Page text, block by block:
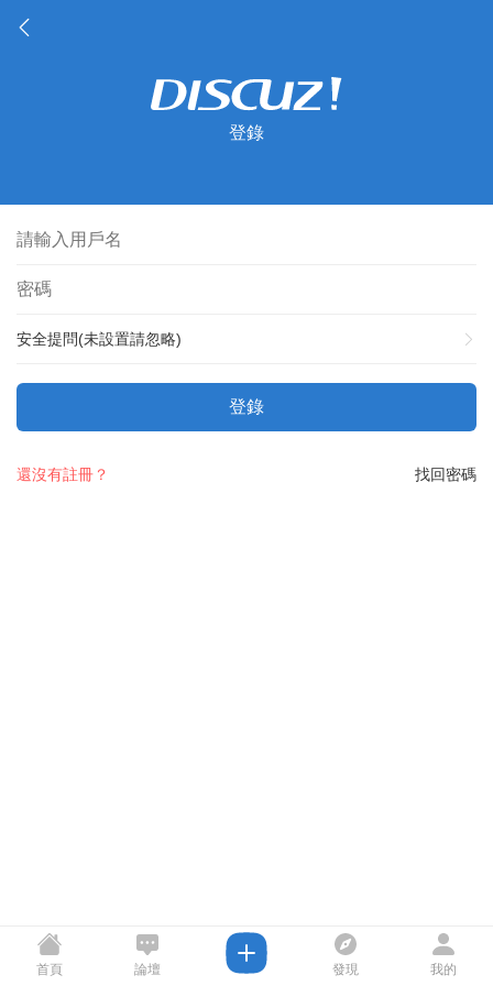
登錄
安全提問(未設置請忽略)
登錄
找回密碼
還沒有註冊？
首頁 論壇 發現 我的